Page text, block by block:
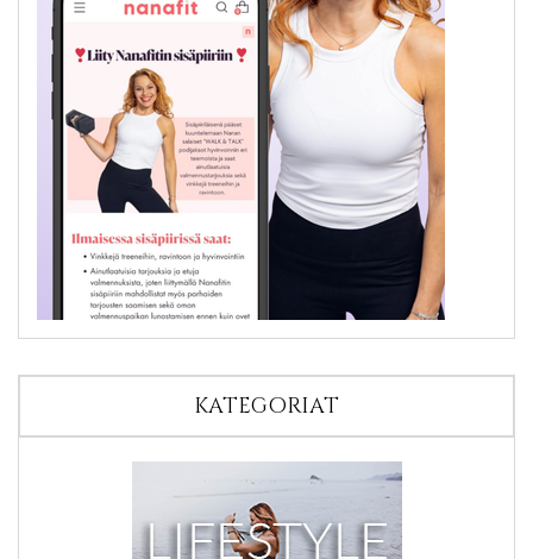
KATEGORIAT